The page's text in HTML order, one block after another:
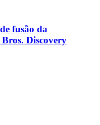
fusão da
Discovery